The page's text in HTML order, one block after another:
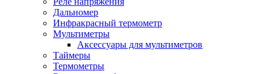
Дальномер
Инфракрасный термометр
Мультиметры
Аксессуары для мультиметров
Таймеры
Термометры